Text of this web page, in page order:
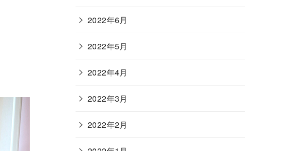
2022年6月
2022年5月
2022年4月
2022年3月
2022年2月